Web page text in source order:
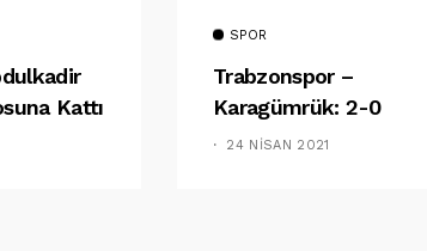
Kattı
SPOR
Trabzonspor –
Karagümrük: 2-0
24 NISAN 2021